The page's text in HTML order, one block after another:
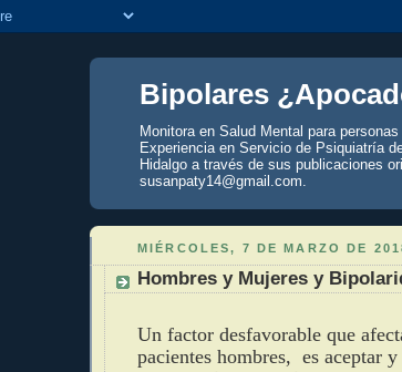
Bipolares
Monitora en Salud Mental para
Experiencia en Servicio de Psiquiatría
Hidalgo a través de sus publicaciones
susanpaty14@gmail.com.
MIÉRCOLES, 7 DE MARZO DE
Hombres y Mujeres y
Un factor desfavorable que
pacientes hombres, es aceptar